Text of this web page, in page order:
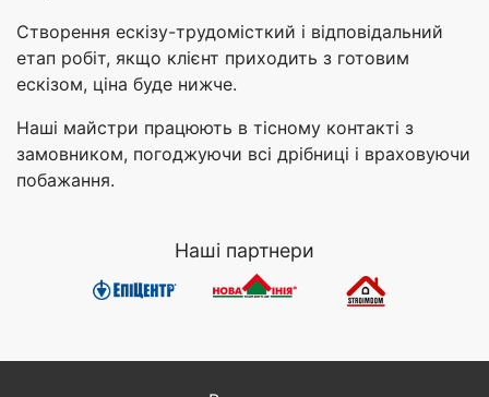
Створення ескізу-трудомісткий і відповідальний
етап робіт, якщо клієнт приходить з готовим
ескізом, ціна буде нижче.
Наші майстри працюють в тісному контакті з
замовником, погоджуючи всі дрібниці і враховуючи
побажання.
Наші партнери